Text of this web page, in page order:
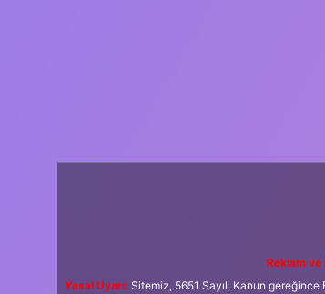
Reklam ve
Yasal Uyarı: Sitemiz, 5651 Sayılı Kanun